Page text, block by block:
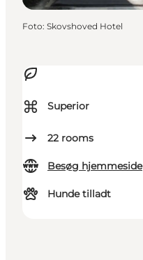
⌘ Superior
22 rooms
Besøg hjemmeside
Hunde tilladt
Foto: Skovshoved Hotel